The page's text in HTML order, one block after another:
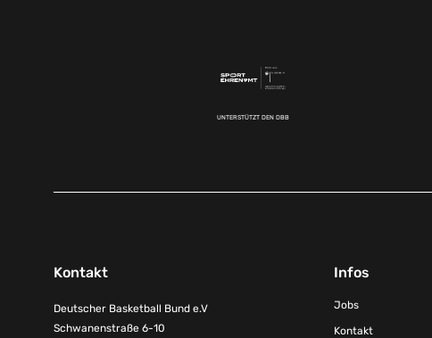
UNTERSTÜTZT DEN DBB
Kontakt
Deutscher Basketball Bund e.V
Schwanenstraße 6-10
Infos
Jobs
Kontakt